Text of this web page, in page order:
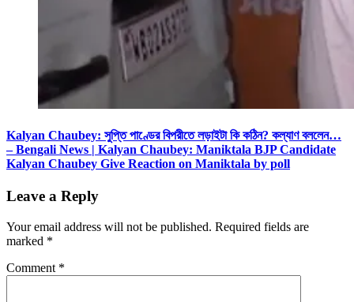
Kalyan Chaubey: সুপ্তি পাণ্ডের বিপরীতে লড়াইটা কি কঠিন? কল্যাণ বললেন…
– Bengali News | Kalyan Chaubey: Maniktala BJP Candidate
Kalyan Chaubey Give Reaction on Maniktala by poll
Leave a Reply
Your email address will not be published. Required fields are
marked *
Comment *